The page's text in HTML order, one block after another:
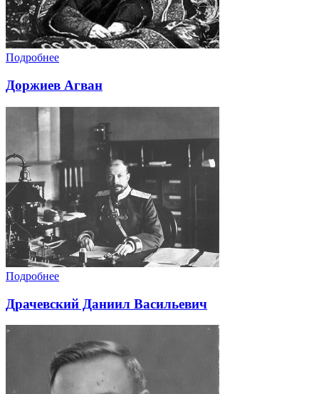
Подробнее
Доржиев Агван
Подробнее
Драчевский Даниил Васильевич